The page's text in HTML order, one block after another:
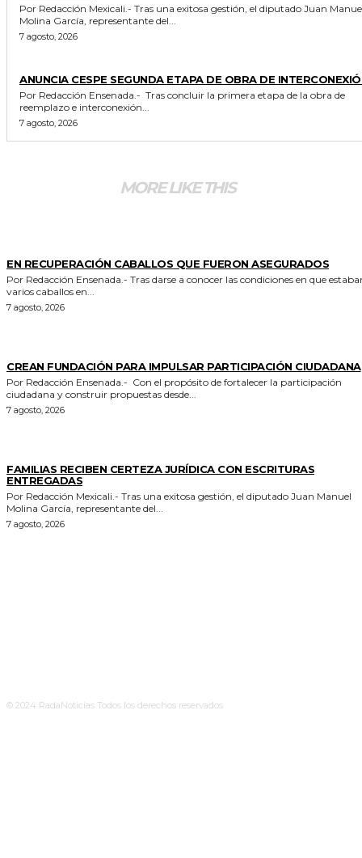
Por Redacción Mexicali.- Tras una exitosa gestión, el diputado Juan Manuel
Molina García, representante del...
7 agosto, 2026
ANUNCIA CESPE SEGUNDA ETAPA DE OBRA DE
Por Redacción Ensenada.- Tras concluir la primera etapa de la obra de
reemplazo e interconexión...
7 agosto, 2026
MORE LIKE THIS
EN RECUPERACIÓN CABALLOS QUE FUERON ASEGURADOS
Por Redacción Ensenada.- Tras darse a conocer las condiciones en que estaban
varios caballos en...
7 agosto, 2026
CREAN FUNDACIÓN PARA IMPULSAR PARTICIPACIÓN CIUDADANA
Por Redacción Ensenada.- Con el propósito de fortalecer la participación
ciudadana y construir propuestas desde...
7 agosto, 2026
FAMILIAS RECIBEN CERTEZA JURÍDICA CON ESCRITURAS
ENTREGADAS
Por Redacción Mexicali.- Tras una exitosa gestión, el diputado Juan Manuel
Molina García, representante del...
7 agosto, 2026
© 2024 RadaNoticias Todos los derechos reservados